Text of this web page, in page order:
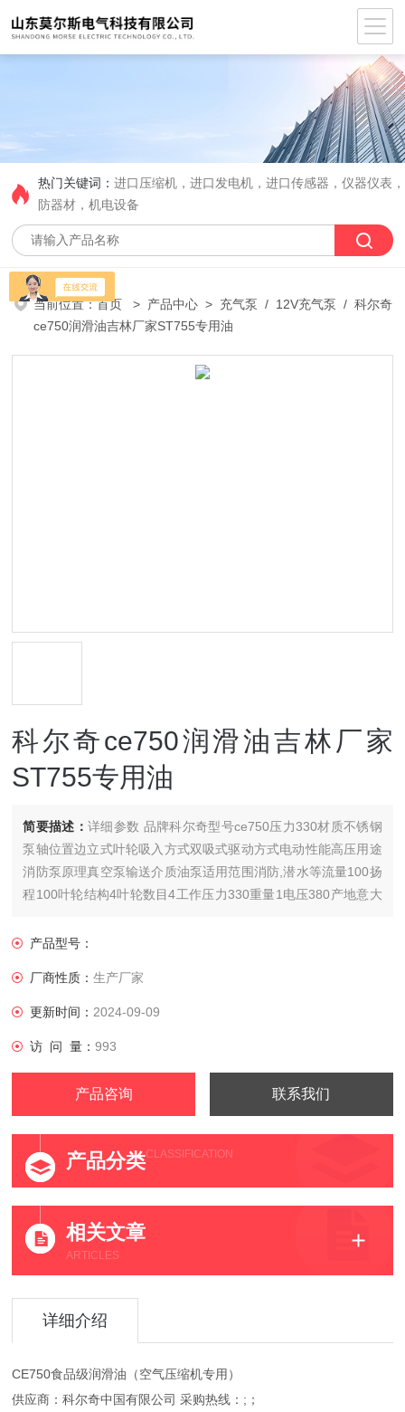
热门关键词：进口压缩机，进口发电机，进口传感器，仪器仪表
防器材，机电设备
当前位置：首页 > 产品中心 > 充气泵 / 12V充气泵 / 科尔奇
ce750润滑油吉林厂家ST755专用油
科尔奇ce750润滑油吉林厂家
ST755专用油
简要描述：详细参数 品牌科尔奇型号ce750压力330材质不锈钢
泵轴位置边立式叶轮吸入方式双吸式驱动方式电动性能高压用途
消防泵原理真空泵输送介质油泵适用范围消防,潜水等流量100扬
程100叶轮结构4叶轮数目4工作压力330重量1电压380产地意大
产品型号：
厂商性质：生产厂家
更新时间： 2024-09-09
访 问 量：993
产品咨询 联系我们
产品分类CLASSIFICATION
相关文章
ARTICLES
详细介绍
CE750食品级润滑油（空气压缩机专用）
供应商：科尔奇中国有限公司 采购热线：;；